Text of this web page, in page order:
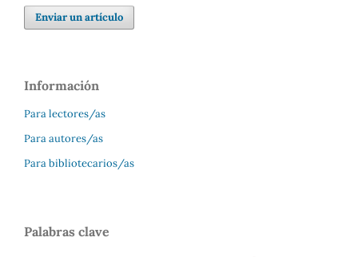
Enviar un artículo
Información
Para lectores/as
Para autores/as
Para bibliotecarios/as
Palabras clave